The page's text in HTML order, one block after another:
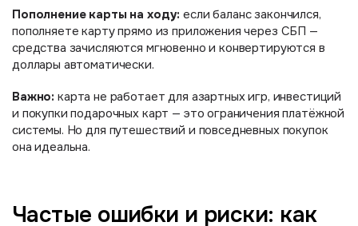
Пополнение карты на ходу: если баланс закончился,
пополняете карту прямо из приложения через СБП —
средства зачисляются мгновенно и конвертируются в
доллары автоматически.
Важно: карта не работает для азартных игр, инвестиций
и покупки подарочных карт — это ограничения платёжной
системы. Но для путешествий и повседневных покупок
она идеальна.
Частые ошибки и риски: как